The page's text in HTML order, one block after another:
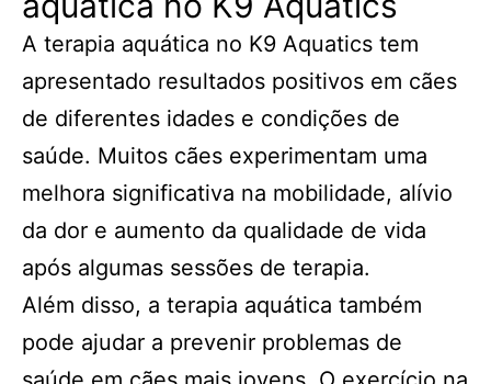
A terapia aquática no K9 Aquatics tem
apresentado resultados positivos em cães
de diferentes idades e condições de
saúde. Muitos cães experimentam uma
melhora significativa na mobilidade, alívio
da dor e aumento da qualidade de vida
após algumas sessões de terapia.
Além disso, a terapia aquática também
pode ajudar a prevenir problemas de